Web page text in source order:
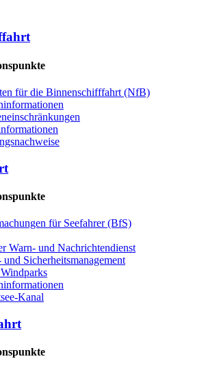
für die Bin­nen­schiff­fahrt (NfB)
für See­fah­rer (BfS)
Warn-​ und Nach­rich­ten­dienst
und Si­cher­heits­ma­na­ge­ment
​Ka­nal